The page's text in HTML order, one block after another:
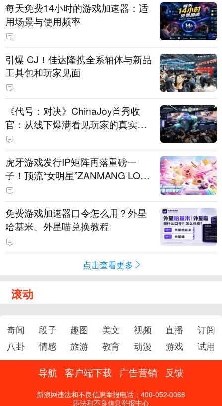
每天免费14小时的游戏加速器：适
用场景与使用频率
引爆 CJ！佳达隆携全系轴体与新品
工具包和玩家见面
《代号：对决》ChinaJoy首秀收
官：从线下爆满看见玩家的真实期
待
虎牙游戏发行IP矩阵再落重磅一
子！顶流“女明星”ZANMANG LOO
PY 正版3D消除手游《消消奇遇》
惊喜曝光
免费游戏加速器口令怎么用？外星
哈基米、外星喵兑换教程
点击查看更多
滚动
奇闻 段子 趣图 美文 视频 直播
订阅
八卦
情感 旅游 教育 动漫 游戏 试用
导航 客户端下载 广告营销 反馈
新浪网违法和不良信息举报电话：400-052-0066
违法和不良信息举报中心